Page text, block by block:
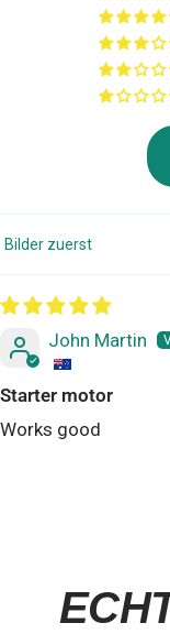
Sort by
John Martin
Starter motor
Works good